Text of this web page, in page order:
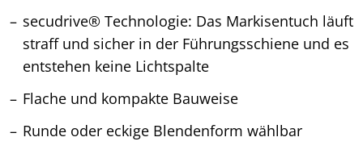
secudrive® Technologie: Das Markisentuch läuft
straff und sicher in der Führungsschiene und es
entstehen keine Lichtspalte
Flache und kompakte Bauweise
Runde oder eckige Blendenform wählbar